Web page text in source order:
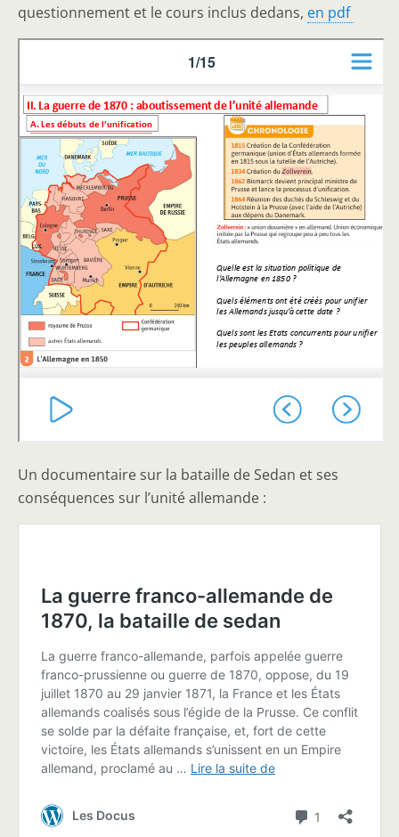
questionnement et le cours inclus dedans, en pdf
Un documentaire sur la bataille de Sedan et ses
conséquences sur l’unité allemande :